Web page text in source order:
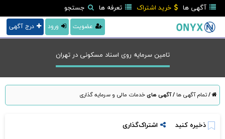
آگهی ها خرید اشتراک تعرفه ها جستجو
درج آگهی ورود عضویت
تامین سرمایه روی اسناد مسکونی در تهران
/تمام آگهی ها /آگهی هایخدمات مالی و سرمایه گذاری
ذخیره کنید اشتراک‌گذاری